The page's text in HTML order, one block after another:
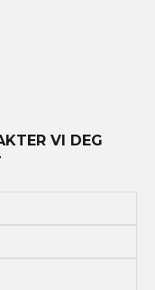
VI DEG